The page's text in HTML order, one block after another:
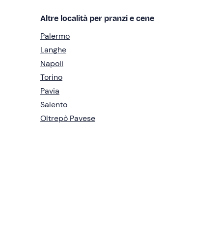
Altre località per pranzi e cene
Palermo
Langhe
Napoli
Torino
Pavia
Salento
Oltrepò Pavese